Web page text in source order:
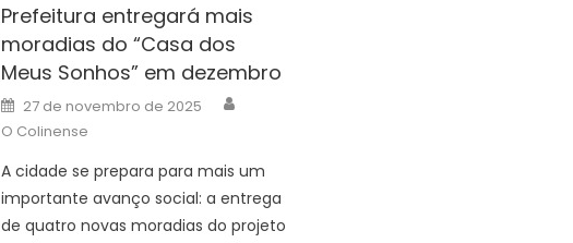
Prefeitura entregará mais
moradias do “Casa dos
Meus Sonhos” em dezembro
Posted
on
27 de novembro de 2025
O Colinense
A cidade se prepara para mais um
importante avanço social: a entrega
de quatro novas moradias do projeto